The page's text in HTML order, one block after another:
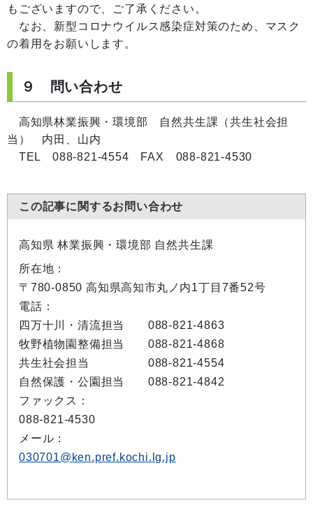
もございますので、ご了承ください。
なお、新型コロナウイルス感染症対策のため、マスク
の着用をお願いします。
９ 問い合わせ
高知県林業振興・環境部 自然共生課（共生社会担
当） 内田、山内
TEL 088-821-4554 FAX 088-821-4530
この記事に関するお問い合わせ
高知県 林業振興・環境部 自然共生課
所在地：
〒780-0850 高知県高知市丸ノ内1丁目7番52号
電話：
四万十川・清流担当 088-821-4863
牧野植物園整備担当 088-821-4868
共生社会担当 088-821-4554
自然保護・公園担当 088-821-4842
ファックス：
088-821-4530
メール：
030701@ken.pref.kochi.lg.jp